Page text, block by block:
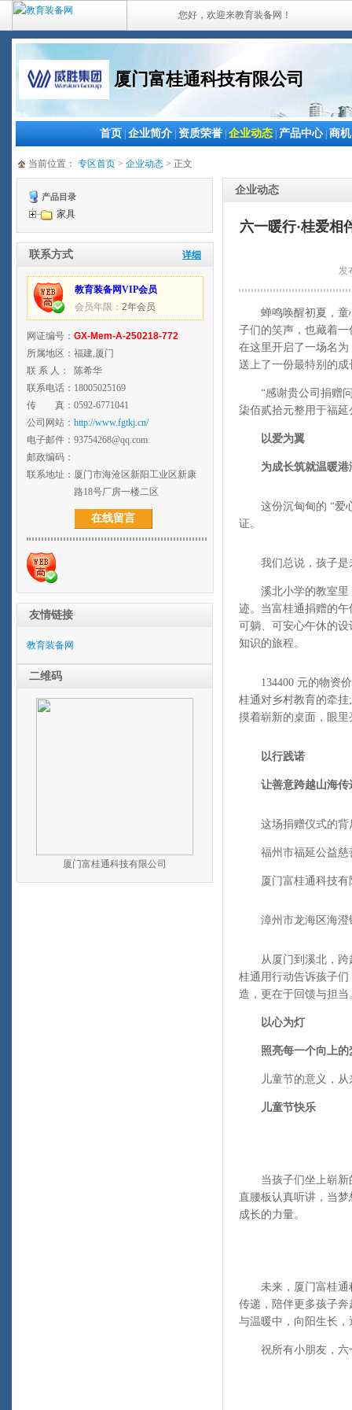
您好，欢迎来教育装备网！
厦门富桂通科技有限公司
首页 企业简介 资质荣誉 企业动态 产品中心| 商机
当前位置： 专区首页 > 企业动态 > 正文
产品目录
家具
联系方式 详细
教育装备网VIP会员
会员年限： 2年会员
网证编号： GX-Mem-A-250218-772
所属地区： 福建,厦门
联 系 人：
陈希华
联系电话： 18005025169
传 真： 0592-6771041
公司网站： http://www.fgtkj.cn/
电子邮件： 93754268@qq.com
邮政编码：
联系地址： 厦门市海沧区新阳工业区新康
路18号厂房一楼二区
在线留言
友情链接
教育装备网
二维码
厦门富桂通科技有限公司
企业动态
六一暖行·桂爱相
发
蝉鸣唤醒初夏，童心
子们的笑声，也藏着
在这里开启了一场名
送上了一份最特别的成
“感谢贵公司捐赠问
柒佰贰拾元整用于福延
以爱为翼
为成长筑就温暖港
这份沉甸甸的 “爱心
证。
我们总说，孩子是
溪北小学的教室里，
迹。当富桂通捐赠的
可躺、可安心午休的
知识的旅程。
134400 元的物资价
桂通对乡村教育的牵
摸着崭新的桌面，眼
以行践诺
让善意跨越山海传
这场捐赠仪式的背
福州市福延公益慈
厦门富桂通科技有限
漳州市龙海区海澄
从厦门到溪北，跨越
桂通用行动告诉孩子
造，更在于回馈与担当
以心为灯
照亮每一个向上的
儿童节的意义，从
儿童节快乐
当孩子们坐上崭新的
直腰板认真听讲，当
成长的力量。
未来，厦门富桂通科
传递，陪伴更多孩子
与温暖中，向阳生长，
祝所有小朋友，六